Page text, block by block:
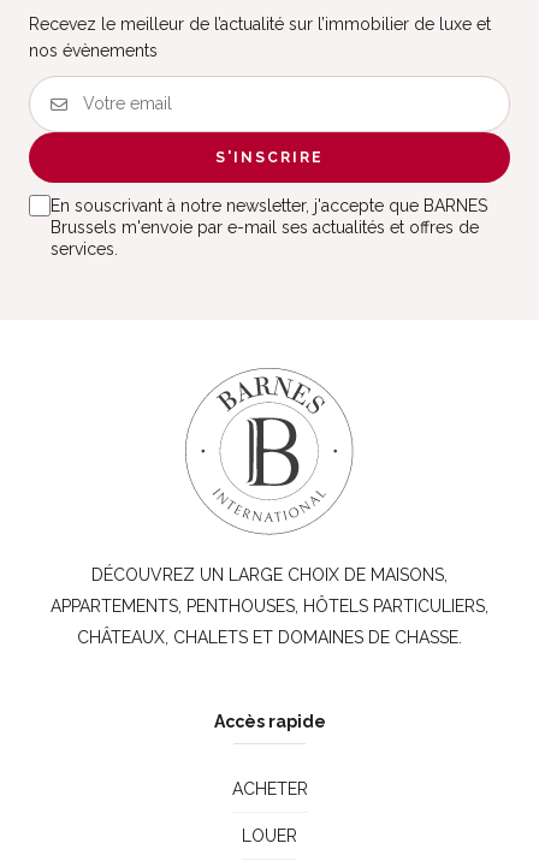
Recevez le meilleur de l’actualité sur l’immobilier de luxe et
nos évènements
S'INSCRIRE
En souscrivant à notre newsletter, j'accepte que BARNES
Brussels m'envoie par e-mail ses actualités et offres de
services.
DÉCOUVREZ UN LARGE CHOIX DE MAISONS,
APPARTEMENTS, PENTHOUSES, HÔTELS PARTICULIERS,
CHÂTEAUX, CHALETS ET DOMAINES DE CHASSE.
Accès rapide
ACHETER
LOUER